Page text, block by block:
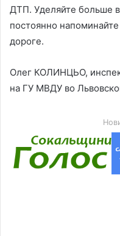
ДТП. Уделяйте больше
постоянно
дороге.
Олег КОЛИНЦЬО,
на ГУ МВДУ во